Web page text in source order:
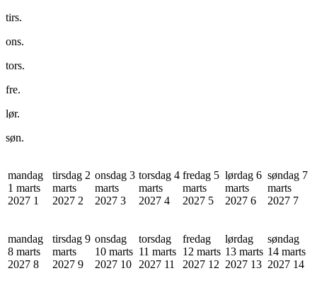
tirs.
ons.
tors.
fre.
lør.
søn.
mandag
1 marts
2027 1
tirsdag 2
marts
2027 2
onsdag 3
marts
2027 3
torsdag 4
marts
2027 4
fredag 5
marts
2027 5
lørdag 6
marts
2027 6
søndag 7
marts
2027 7
mandag
8 marts
2027 8
tirsdag 9
marts
2027 9
onsdag
10 marts
2027 10
torsdag
11 marts
2027 11
fredag
12 marts
2027 12
lørdag
13 marts
2027 13
søndag
14 marts
2027 14